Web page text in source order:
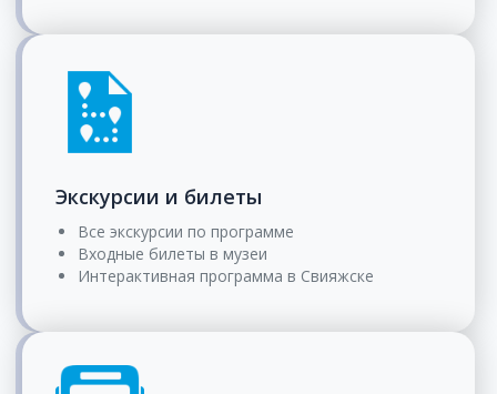
Экскурсии и билеты
Все экскурсии по программе
Входные билеты в музеи
Интерактивная программа в Свияжске